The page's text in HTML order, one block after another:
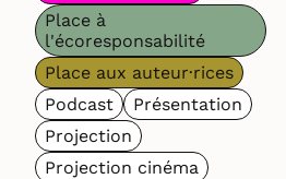
Place à
l'écoresponsabilité
Place aux auteur·rices
Podcast
Présentation
Projection
Projection cinéma